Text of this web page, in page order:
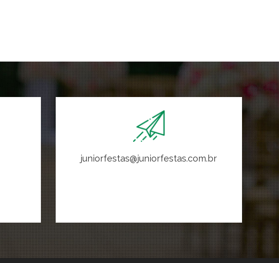
juniorfestas@juniorfestas.com.br